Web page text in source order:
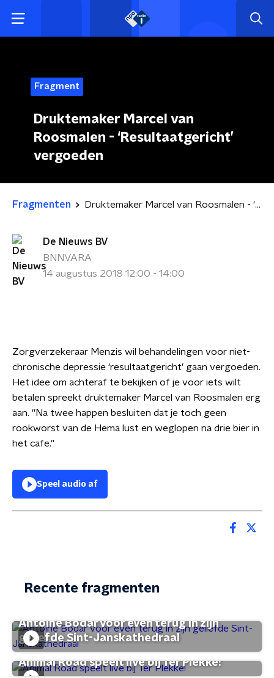
Fragment
Druktemaker Marcel van
Roosmalen - ‘Resultaatgericht’
vergoeden
Fragmenten Druktemaker Marcel van Roosmalen - ‘Resultaatgericht’ vergoeden
De Nieuws BV
BNNVARA
14 augustus 2018 12:00 - 14:00
Zorgverzekeraar Menzis wil behandelingen voor niet-
chronische depressie ‘resultaatgericht’ gaan vergoeden.
Het idee om achteraf te bekijken of je voor iets wilt
betalen spreekt druktemaker Marcel van Roosmalen erg
aan. ''Na twee happen besluiten dat je toch geen
rookworst van de Hema lust en weglopen na drie bier in
het cafe.''
Speel audio af
Recente fragmenten
Antoine Bodar voor even terug in zijn
geliefde Sint-Janskathedraal
Animal Road speelt live bij Ter Plekke!